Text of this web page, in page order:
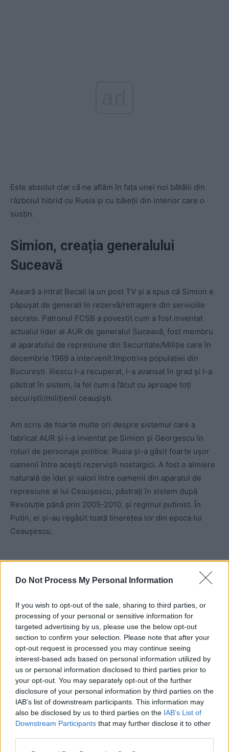
Do Not Process My Personal Information
If you wish to opt-out of the sale, sharing to third parties, or
processing of your personal or sensitive information for
targeted advertising by us, please use the below opt-out
section to confirm your selection. Please note that after your
opt-out request is processed you may continue seeing
interest-based ads based on personal information utilized by
us or personal information disclosed to third parties prior to
your opt-out. You may separately opt-out of the further
disclosure of your personal information by third parties on the
IAB’s list of downstream participants. This information may
also be disclosed by us to third parties on the IAB’s List of
Downstream Participants that may further disclose it to other
Este absolut clar că ne aflăm în fața unei noi bătălii din
războiul hibrid cu Rusia și cu băieții din interior care o
susțin.
Simion, creația generalului
Suceavă
Aseară a intrat Becali la un post TV și a spus că Simion e
păpușat de generali în rezervă/retragere din serviciile
secrete. Patronul FCSB a povestit cum a fost inventat
actualul lider al AUR de generalul Suceavă, fost membru
al aparatului de represiune din Securitate/Miliție care în
decembrie 1989 a intervenit împotriva populației din
București. Iliescu l-a recuperat, l-a avansat în grad și l-a
păstrat în sistem, la fel cum a făcut cu aproape toți
securiștii/milițienii ceaușiști.
Am scris de foarte multe ori despre sistemul care a
fabricat AUR și i-a inventat pe Simion și Georgescu în
roluri de personaje politice. Rusia și-a găsit foarte ușor
oamenii între acești rezerviști nostalgici. A fost o aliniere
naturală de idei și valori între oamenii din aparatul de
represiune al lui Ceaușescu, păstrați în sistem după
Revoluție până prin 2005-2010, și regimul putinist. În
Putin, ei și-au regăsit toată tinerețea lor din epoca lui
Ceaușescu.
ad
Dacă vreți să vedeți cu cine avem de-a face, pe Youtube,
la „Colecționarul de Istorie”, am făcut trei emisiuni cu